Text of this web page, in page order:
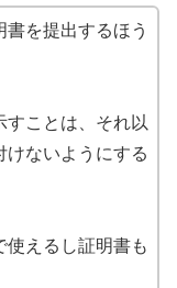
を提出するほう
すことは、それ以
けないようにする
使えるし証明書も